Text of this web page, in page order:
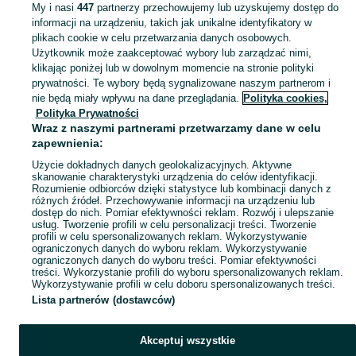
KATEGORIA
Skorzystaj z największego serwisu ogłoszeniowego - Wrocław i okolice! - kupuj lub sprzedawaj jeszcze wygodniej w kategorii Stare książki! Zobacz
Mapa kategorii
Mapa miejscowości
Mapa ministron
Popularne wyszukiwania
My i nasi 447partnerzy przechowujemy lub uzyskujemy dostęp do
informacji na urządzeniu, takich jak unikalne identyfikatory w
plikach cookie w celu przetwarzania danych osobowych.
Użytkownik może zaakceptować wybory lub zarządzać nimi,
klikając poniżej lub w dowolnym momencie na stronie polityki
prywatności. Te wybory będą sygnalizowane naszym partnerom i
nie będą miały wpływu na dane przeglądania. Polityka cookies,
Polityka Prywatności
Wraz z naszymi partnerami przetwarzamy dane w celu
zapewnienia:
Użycie dokładnych danych geolokalizacyjnych. Aktywne
skanowanie charakterystyki urządzenia do celów identyfikacji.
Rozumienie odbiorców dzięki statystyce lub kombinacji danych z
różnych źródeł. Przechowywanie informacji na urządzeniu lub
dostęp do nich. Pomiar efektywności reklam. Rozwój i ulepszanie
usług. Tworzenie profili w celu personalizacji treści. Tworzenie
profili w celu spersonalizowanych reklam. Wykorzystywanie
ograniczonych danych do wyboru reklam. Wykorzystywanie
ograniczonych danych do wyboru treści. Pomiar efektywności
treści. Wykorzystanie profili do wyboru spersonalizowanych reklam.
Wykorzystywanie profili w celu doboru spersonalizowanych treści.
Lista partnerów (dostawców)
Akceptuj wszystkie